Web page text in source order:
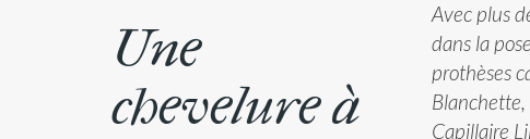
Une
chevelure à
Avec plus
dans la
prothèses
Capillaire